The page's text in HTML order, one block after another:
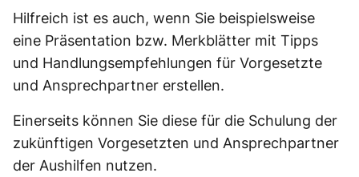
Hilfreich ist es auch, wenn Sie beispielsweise
eine Präsentation bzw. Merkblätter mit Tipps
und Handlungsempfehlungen für Vorgesetzte
und Ansprechpartner erstellen.
Einerseits können Sie diese für die Schulung der
zukünftigen Vorgesetzten und Ansprechpartner
der Aushilfen nutzen.